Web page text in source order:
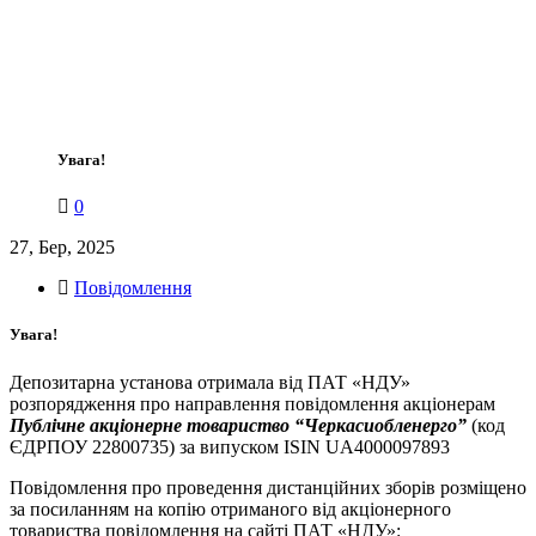
Увага!
0
27, Бер, 2025
Повідомлення
Увага!
Депозитарна установа отримала від ПАТ «НДУ»
розпорядження про направлення повідомлення акціонерам
Публічне акціонерне товариство “Черкасиобленерго” (код
ЄДРПОУ 22800735) за випуском ISIN UA4000097893
Повідомлення про проведення дистанційних зборів розміщено
за посиланням на копію отриманого від акціонерного
товариства повідомлення на сайті ПАТ «НДУ»: